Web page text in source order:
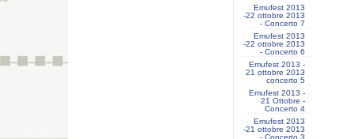
Emufest 2013
-22 ottobre 2013
- Concerto 7
Emufest 2013
-22 ottobre 2013
- Concerto 6
Emufest 2013 -
21 ottobre 2013
concerto 5
Emufest 2013 -
21 Ottobre -
Concerto 4
Emufest 2013
-21 ottobre 2013
- Concerto 3